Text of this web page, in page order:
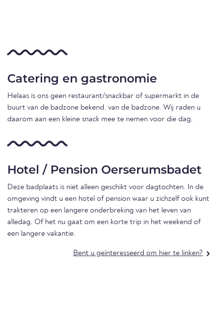
Catering en gastronomie
Helaas is ons geen restaurant/snackbar of supermarkt in de
buurt van de badzone bekend. van de badzone. Wij raden u
daarom aan een kleine snack mee te nemen voor die dag.
Hotel / Pension Oerserumsbadet
Deze badplaats is niet alleen geschikt voor dagtochten. In de
omgeving vindt u een hotel of pension waar u zichzelf ook kunt
trakteren op een langere onderbreking van het leven van
alledag. Of het nu gaat om een korte trip in het weekend of
een langere vakantie.
Bent u geïnteresseerd om hier te linken?